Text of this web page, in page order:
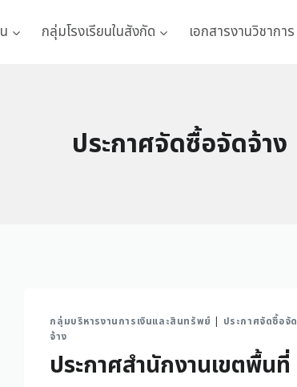
กลุ่มโรงเรียนในสังกัด เอกสารงานวิชาการ
ประกาศจัดซื้อจัดจ้าง
กลุ่มบริหารงานการเงินและสินทรัพย์ | ประกาศจัดซื้อจัด
จ้าง
ประกาศสำนักงานเขตพื้นที่